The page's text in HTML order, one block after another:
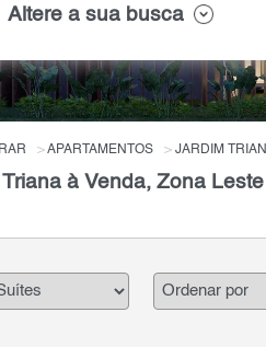
Altere a sua busca
APARTAMENTOS JARDIM
à Venda, Zona